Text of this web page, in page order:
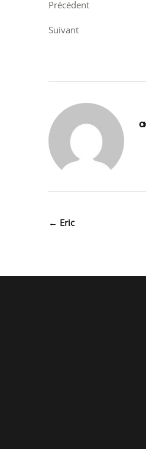
Précédent
Suivant
Navigation
← Eric